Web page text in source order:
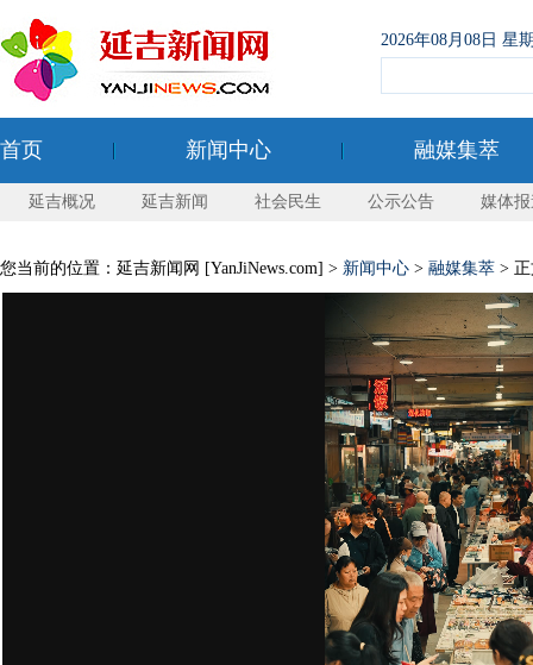
2026年08月08日 星
首页 新闻中心 融媒集萃
延吉概况 延吉新闻 社会民生 公示公告 媒体
您当前的位置：延吉新闻网 [YanJiNews.com] > 新闻中心 > 融媒集萃 >